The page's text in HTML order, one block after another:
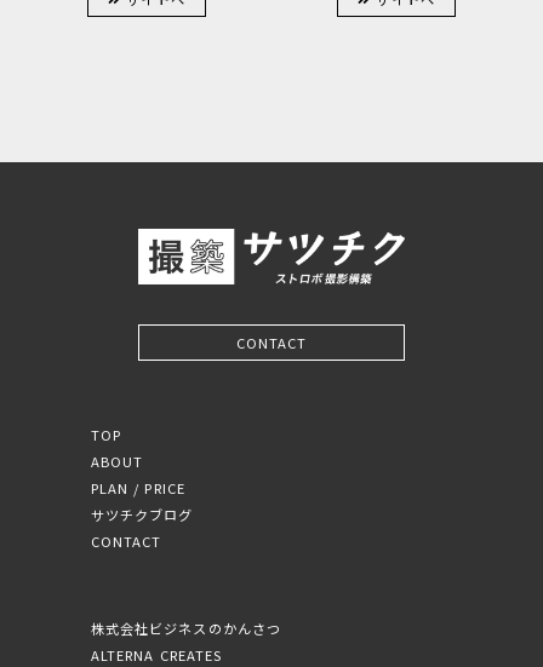
CONTACT
TOP
ABOUT
PLAN / PRICE
サツチクブログ
CONTACT
株式会社ビジネスのかんさつ
ALTERNA CREATES